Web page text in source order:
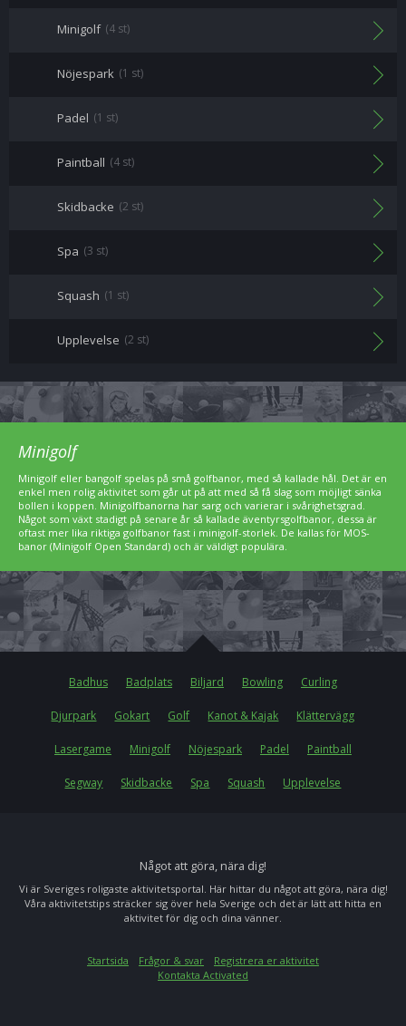
Minigolf (4 st)
Nöjespark (1 st)
Padel (1 st)
Paintball (4 st)
Skidbacke (2 st)
Spa (3 st)
Squash (1 st)
Upplevelse (2 st)
Minigolf
Minigolf eller bangolf spelas på små golfbanor, med så kallade hål. Det är en
enkel men rolig aktivitet som går ut på att med så få slag som möjligt sänka
bollen i koppen. Minigolfbanorna har sarg och varierar i svårighetsgrad.
Något som växt stadigt på senare år så kallade äventyrsgolfbanor, dessa är
oftast mer lika riktiga golfbanor fast i minigolf-storlek. De kallas för MOS-
banor (Minigolf Open Standard) och är väldigt populära.
Badhus Badplats Biljard Bowling Curling
Djurpark Gokart Golf Kanot & Kajak Klättervägg
Lasergame Minigolf Nöjespark Padel Paintball
Segway Skidbacke Spa Squash Upplevelse
Något att göra, nära dig!
Vi är Sveriges roligaste aktivitetsportal. Här hittar du något att göra, nära dig!
Våra aktivitetstips sträcker sig över hela Sverige och det är lätt att hitta en
aktivitet för dig och dina vänner.
Startsida Frågor & svar
Registrera er aktivitet
Kontakta Activated